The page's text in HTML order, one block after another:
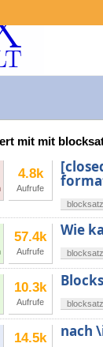
mit mit
4.8k
Aufrufe
blocksatz
57.4k
Aufrufe
Wie
blocksatz
10.3k
Aufrufe blocksatz
14.5k nach